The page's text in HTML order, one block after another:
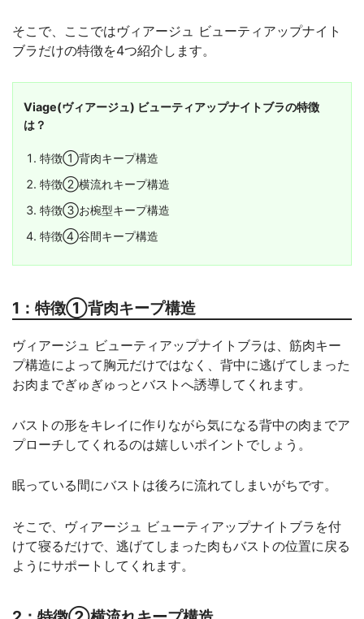
そこで、ここではヴィアージュ ビューティアップナイト
ブラだけの特徴を4つ紹介します。
Viage(ヴィアージュ) ビューティアップナイトブラの特徴
は？
特徴①背肉キープ構造
特徴②横流れキープ構造
特徴③お椀型キープ構造
特徴④谷間キープ構造
1：特徴①背肉キープ構造
ヴィアージュ ビューティアップナイトブラは、筋肉キー
プ構造によって胸元だけではなく、背中に逃げてしまった
お肉までぎゅぎゅっとバストへ誘導してくれます。
バストの形をキレイに作りながら気になる背中の肉までア
プローチしてくれるのは嬉しいポイントでしょう。
眠っている間にバストは後ろに流れてしまいがちです。
そこで、ヴィアージュ ビューティアップナイトブラを付
けて寝るだけで、逃げてしまった肉もバストの位置に戻る
ようにサポートしてくれます。